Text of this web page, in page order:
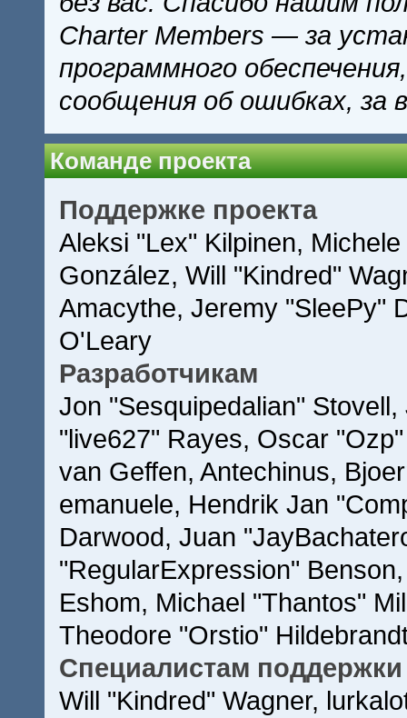
Charter Members — за
программного
сообщения об ошибках, за
Команде проекта
Поддержке проекта
Aleksi "Lex" Kilpinen,
González, Will "Kindred"
Amacythe, Jeremy "SleePy"
O'Leary
Разработчикам
Jon "Sesquipedalian"
"live627" Rayes, Oscar
van Geffen, Antechinus,
emanuele, Hendrik Jan
Darwood, Juan
"RegularExpression"
Eshom, Michael "Thantos"
Theodore "Orstio"
Специалистам поддержки
Will "Kindred" Wagner,